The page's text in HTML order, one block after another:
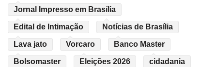
Jornal Impresso em Brasília
Edital de Intimação Notícias de Brasília
Lava jato Vorcaro Banco Master
Bolsomaster Eleições 2026 cidadania